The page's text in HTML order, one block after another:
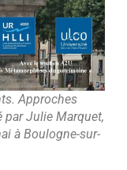
Approches
par Julie Marquet,
à Boulogne-sur-